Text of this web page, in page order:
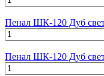
Пенал ШК-120 Дуб
Пенал ШК-120 Дуб